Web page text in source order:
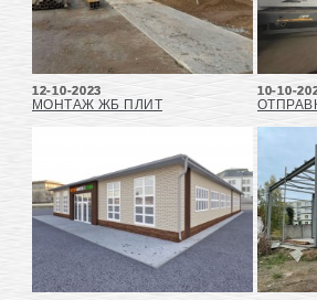
12-10-2023
МОНТАЖ ЖБ ПЛИТ
10-10-